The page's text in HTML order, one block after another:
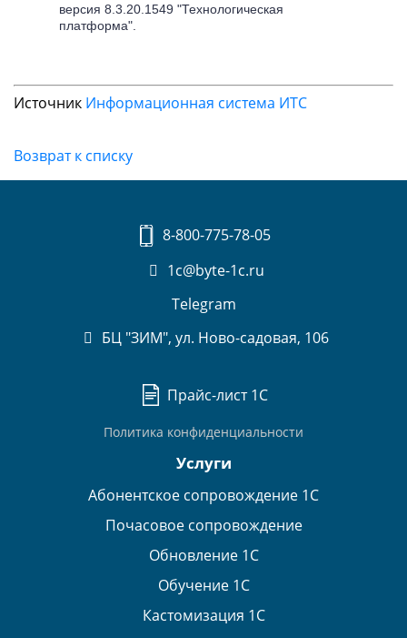
версия 8.3.20.1549 "Технологическая
платформа".
Источник Информационная система ИТС
Возврат к списку
8-800-775-78-05
1c@byte-1c.ru
Telegram
БЦ "ЗИМ", ул. Ново-садовая, 106
Прайс-лист 1С
Политика конфиденциальности
Услуги
Абонентское сопровождение 1С
Почасовое сопровождение
Обновление 1С
Обучение 1С
Кастомизация 1С